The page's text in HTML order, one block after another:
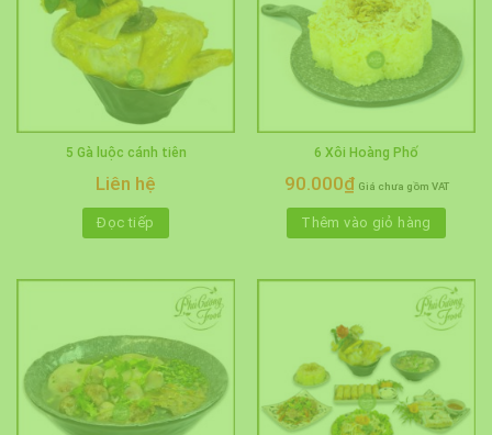
5 Gà luộc cánh tiên
Liên hệ
Đọc tiếp
6 Xôi Hoàng Phố
90.000₫ Giá chưa gồm VAT
Thêm vào giỏ hàng